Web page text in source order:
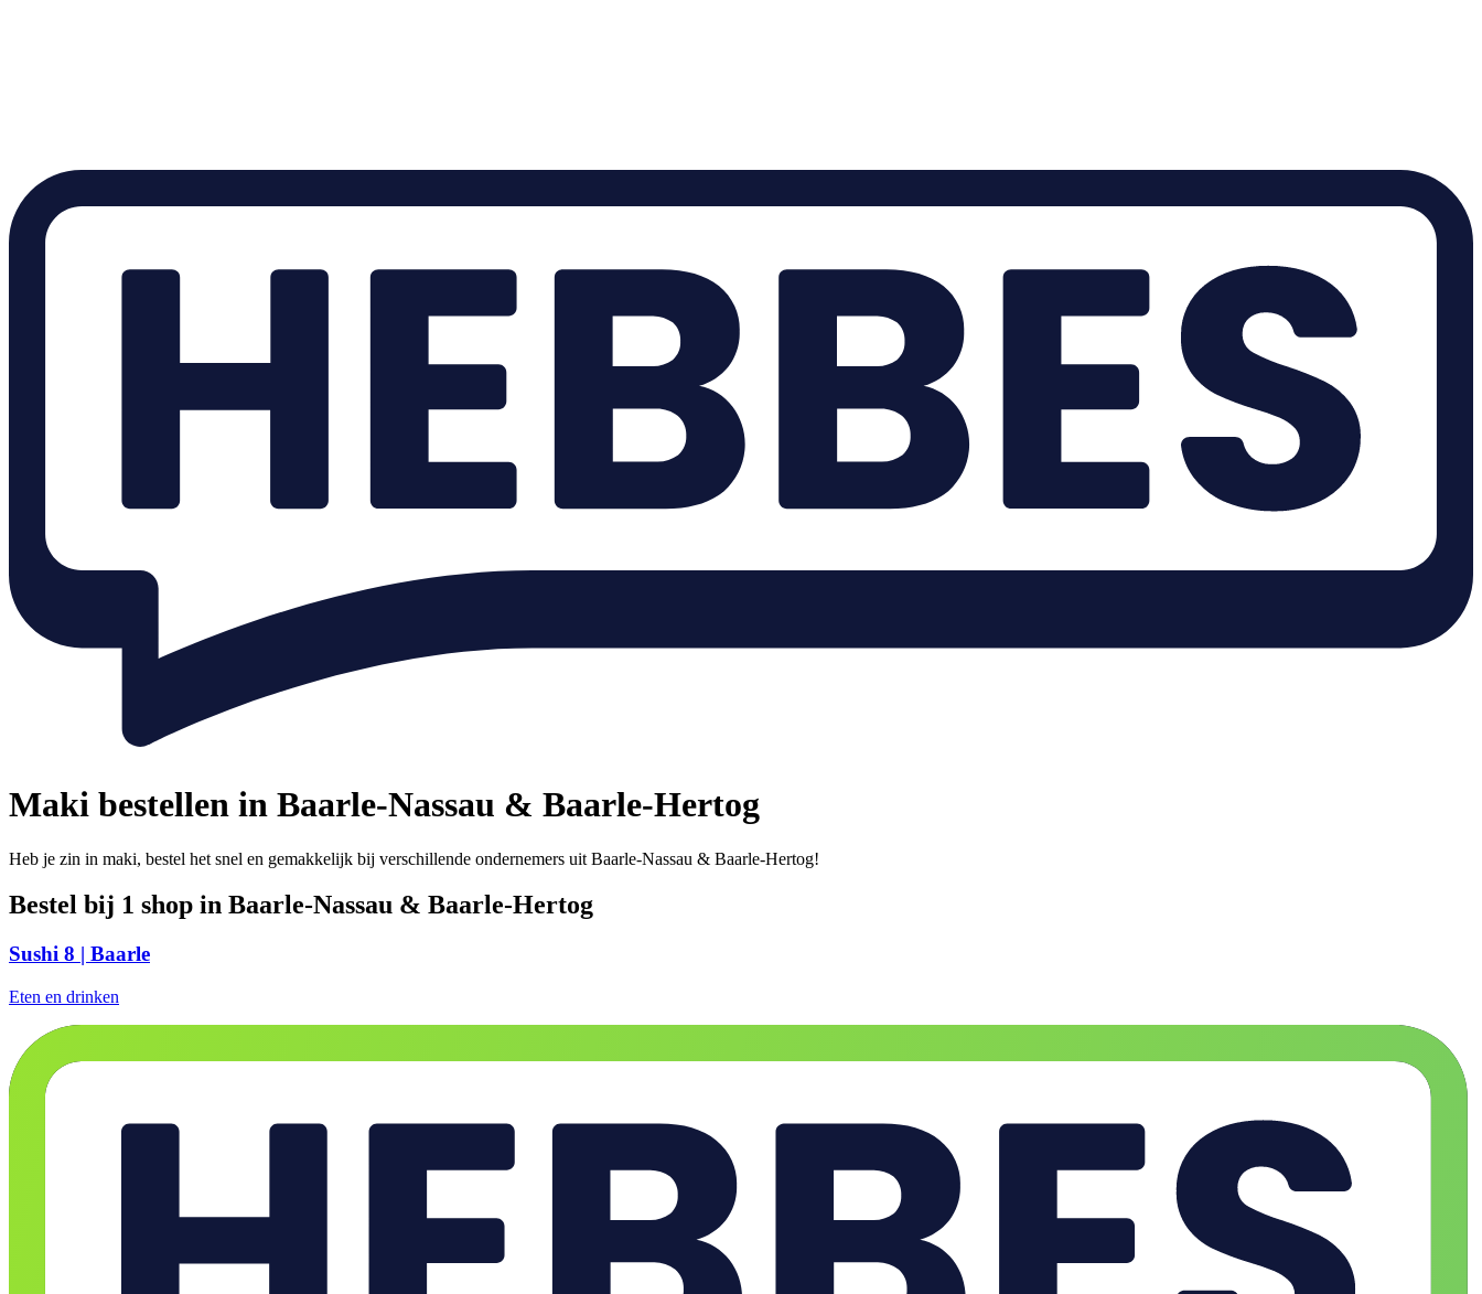
Maki bestellen in Baarle-Nassau & Baarle-Hertog
Heb je zin in maki, bestel het snel en gemakkelijk bij verschillende ondernemers uit Baarle-Nassau & Baarle-Hertog!
Bestel bij 1 shop in Baarle-Nassau & Baarle-Hertog
Sushi 8 | Baarle
Eten en drinken